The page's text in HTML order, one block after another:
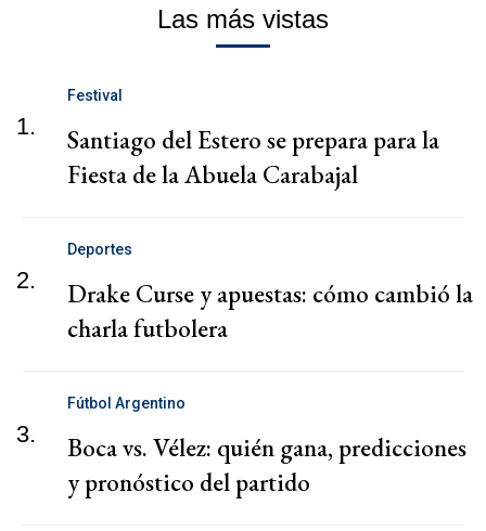
Las más vistas
1.
Festival
Santiago del Estero se prepara para la
Fiesta de la Abuela Carabajal
2.
Deportes
Drake Curse y apuestas: cómo cambió la
charla futbolera
3.
Fútbol Argentino
Boca vs. Vélez: quién gana, predicciones
y pronóstico del partido